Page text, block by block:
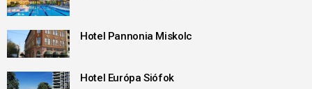
Hotel Pannonia Miskolc
Hotel Európa Siófok